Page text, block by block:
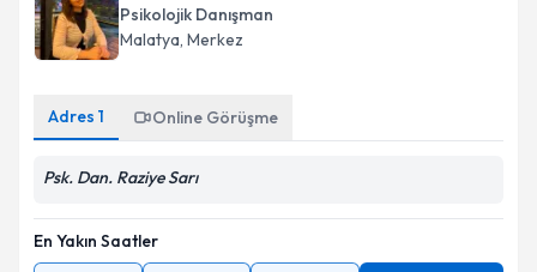
Psikolojik Danışman
Malatya, Merkez
Adres 1 Online Görüşme
Psk. Dan. Raziye Sarı
En Yakın Saatler